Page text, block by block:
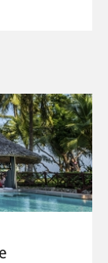
ebenfalls
Diani Beach
Vom
gemütlichen,
Erde
breiten
Tauchen)